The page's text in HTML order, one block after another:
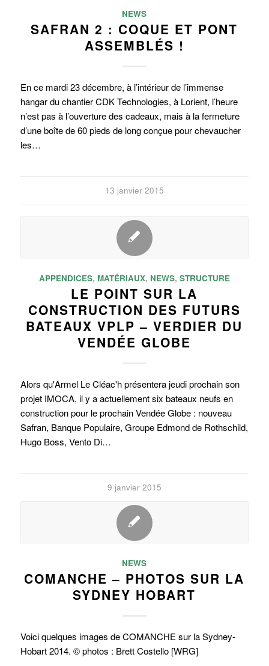
NEWS
SAFRAN 2 : COQUE ET PONT
ASSEMBLÉS !
En ce mardi 23 décembre, à l’intérieur de l’immense
hangar du chantier CDK Technologies, à Lorient, l’heure
n’est pas à l’ouverture des cadeaux, mais à la fermeture
d’une boîte de 60 pieds de long conçue pour chevaucher
les…
13 janvier 2015
APPENDICES, MATÉRIAUX, NEWS, STRUCTURE
LE POINT SUR LA
CONSTRUCTION DES FUTURS
BATEAUX VPLP – VERDIER DU
VENDÉE GLOBE
Alors qu'Armel Le Cléac'h présentera jeudi prochain son
projet IMOCA, il y a actuellement six bateaux neufs en
construction pour le prochain Vendée Globe : nouveau
Safran, Banque Populaire, Groupe Edmond de Rothschild,
Hugo Boss, Vento Di…
9 janvier 2015
NEWS
COMANCHE – PHOTOS SUR LA
SYDNEY HOBART
Voici quelques images de COMANCHE sur la Sydney-
Hobart 2014. © photos : Brett Costello [WRG]